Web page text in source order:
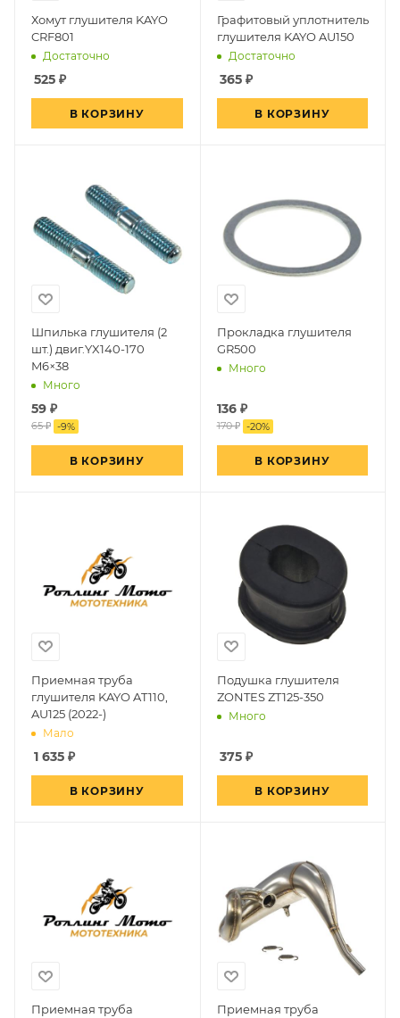
Хомут глушителя KAYO
CRF801
Достаточно
525 ₽
В КОРЗИНУ
Графитовый уплотнитель
глушителя KAYO AU150
Достаточно
365₽
В КОРЗИНУ
Шпилька глушителя (2
шт.) двиг.YX140-170
M6×38
Много
59 ₽
65 ₽ -9%
В КОРЗИНУ
Прокладка глушителя
GR500
Много
136₽
170 ₽ -20%
В КОРЗИНУ
Приемная труба
глушителя KAYO AT110,
AU125 (2022-)
Мало
1 635 ₽
В КОРЗИНУ
Подушка глушителя
ZONTES ZT125-350
Много
375₽
В КОРЗИНУ
Приемная труба
Приемная труба